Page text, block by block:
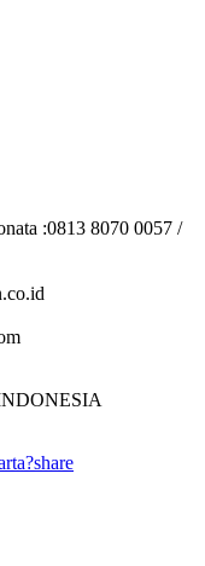
:0813 8070 0057 /